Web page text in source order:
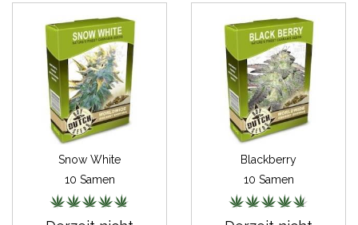
Snow White
10 Samen
Blackberry
10 Samen